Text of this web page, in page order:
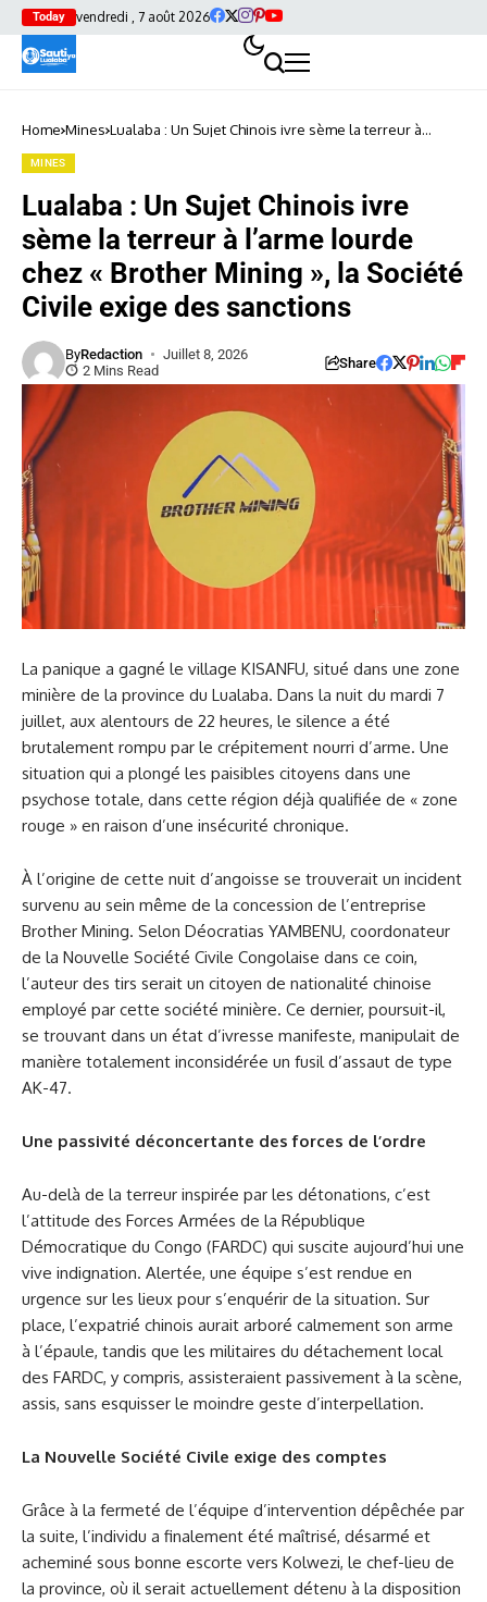
Today vendredi , 7 août 2026
Home Mines Lualaba : Un Sujet Chinois ivre sème la terreur à
MINES
Lualaba : Un Sujet Chinois ivre
sème la terreur à l’arme lourde
chez « Brother Mining », la Société
Civile exige des sanctions
ByRedaction
Juillet 8, 2026
2 Mins Read
Share
La panique a gagné le village KISANFU, situé dans une zone
minière de la province du Lualaba. Dans la nuit du mardi 7
juillet, aux alentours de 22 heures, le silence a été
brutalement rompu par le crépitement nourri d’arme. Une
situation qui a plongé les paisibles citoyens dans une
psychose totale, dans cette région déjà qualifiée de « zone
rouge » en raison d’une insécurité chronique.​
À l’origine de cette nuit d’angoisse se trouverait un incident
survenu au sein même de la concession de l’entreprise
Brother Mining. Selon Déocratias YAMBENU, coordonateur
de la Nouvelle Société Civile Congolaise dans ce coin,
l’auteur des tirs serait un citoyen de nationalité chinoise
employé par cette société minière. Ce dernier, poursuit-il,
se trouvant dans un état d’ivresse manifeste, manipulait de
manière totalement inconsidérée un fusil d’assaut de type
AK-47.​
Une passivité déconcertante des forces de l’ordre
​Au-delà de la terreur inspirée par les détonations, c’est
l’attitude des Forces Armées de la République
Démocratique du Congo (FARDC) qui suscite aujourd’hui une
vive indignation. Alertée, une équipe s’est rendue en
urgence sur les lieux pour s’enquérir de la situation. Sur
place, l’expatrié chinois aurait arboré calmement son arme
à l’épaule, tandis que les militaires du détachement local
des FARDC, y compris, assisteraient passivement à la scène,
assis, sans esquisser le moindre geste d’interpellation.
​La Nouvelle Société Civile exige des comptes ​
Grâce à la fermeté de l’équipe d’intervention dépêchée par
la suite, l’individu a finalement été maîtrisé, désarmé et
acheminé sous bonne escorte vers Kolwezi, le chef-lieu de
la province, où il serait actuellement détenu à la disposition